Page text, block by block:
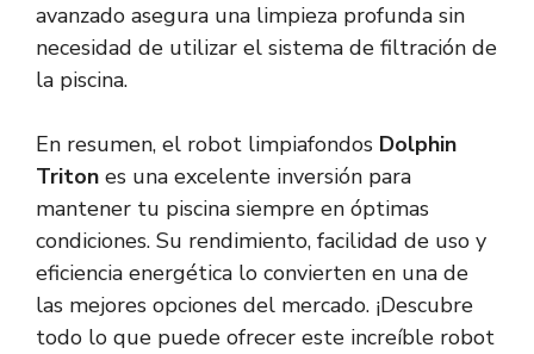
avanzado asegura una limpieza profunda sin
necesidad de utilizar el sistema de filtración de
la piscina.
En resumen, el robot limpiafondos Dolphin
Triton es una excelente inversión para
mantener tu piscina siempre en óptimas
condiciones. Su rendimiento, facilidad de uso y
eficiencia energética lo convierten en una de
las mejores opciones del mercado. ¡Descubre
todo lo que puede ofrecer este increíble robot